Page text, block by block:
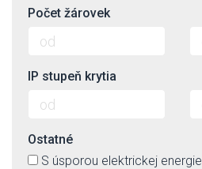
Počet žárovek
IP stupeň krytia
Ostatné
S úsporou elektrickej energie